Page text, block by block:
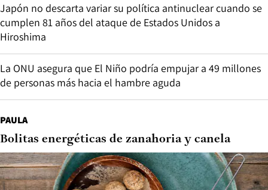
Japón no descarta variar su política antinuclear cuando se
cumplen 81 años del ataque de Estados Unidos a
Hiroshima
La ONU asegura que El Niño podría empujar a 49 millones
de personas más hacia el hambre aguda
PAULA
Bolitas energéticas de zanahoria y canela